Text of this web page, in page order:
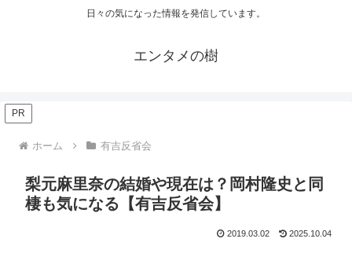
日々の気になった情報を発信しています。
エンタメの樹
PR
ホーム 有吉反省会
梨元麻里奈の結婚や現在は？岡村隆史と同
棲も気になる【有吉反省会】
2019.03.02 2025.10.04